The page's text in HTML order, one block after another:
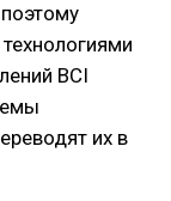
BCI
их в